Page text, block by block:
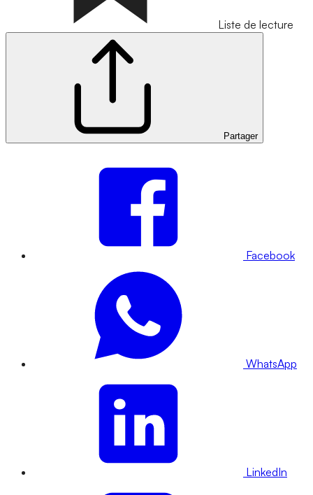
Liste de lecture
Partager
Facebook
WhatsApp
LinkedIn